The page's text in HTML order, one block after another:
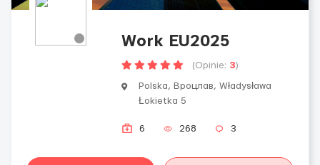
Work EU2025
(Opinie: 3)
Polska, Вроцлав, Władysława
Łokietka 5
6 268 3